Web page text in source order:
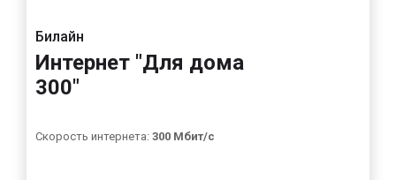
Билайн
Интернет "Для дома
300"
Скорость интернета: 300 Мбит/с